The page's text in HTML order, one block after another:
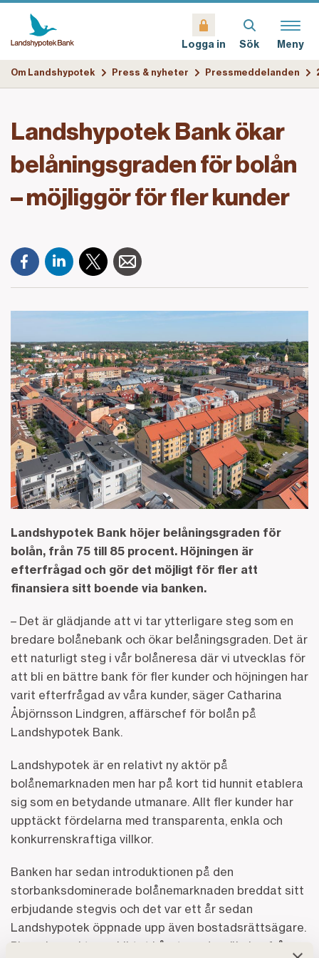
Logga in Sök Meny
Om Landshypotek Press & nyheter Pressmeddelanden
Landshypotek Bank ökar
belåningsgraden för bolån
– möjliggör för fler kunder
Landshypotek Bank höjer belåningsgraden för
bolån, från 75 till 85 procent. Höjningen är
efterfrågad och gör det möjligt för fler att
finansiera sitt boende via banken.
– Det är glädjande att vi tar ytterligare steg som en
bredare bolånebank och ökar belåningsgraden. Det är
ett naturligt steg i vår bolåneresa där vi utvecklas för
att bli en bättre bank för fler kunder och höjningen har
varit efterfrågad av våra kunder, säger Catharina
Åbjörnsson Lindgren, affärschef för bolån på
Landshypotek Bank.
Landshypotek är en relativt ny aktör på
bolånemarknaden men har på kort tid hunnit etablera
sig som en betydande utmanare. Allt fler kunder har
upptäckt fördelarna med transparenta, enkla och
konkurrenskraftiga villkor.
Banken har sedan introduktionen på den
storbanksdominerade bolånemarknaden breddat sitt
erbjudande stegvis och det var ett år sedan
Landshypotek öppnade upp även bostadsrättsägare.
Placeringen i toppskiktet i årets undersökning från